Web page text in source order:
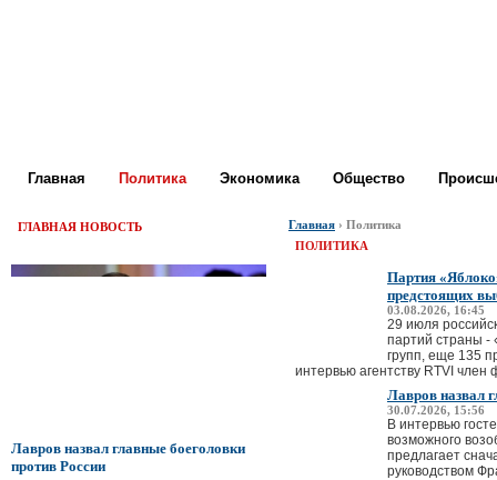
Главная Политика Экономика Общество
ГЛАВНАЯ НОВОСТЬ
Лавров назвал главные боеголовки
против России
Главная › Политика
ПОЛИТИКА
Партия
предстоящих
03.08.2026, 16:45
29 июля
партий страны -
групп, еще 135
интервью агентству RTVI член
Лавров назвал
30.07.2026, 15:56
В интервью
возможного
предлагает
руководством